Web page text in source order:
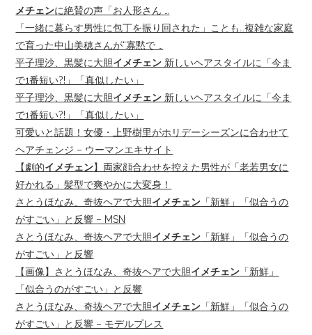
メチェンに絶賛の声「お人形さん …
「一緒に暮らす男性に包丁を振り回された」ことも…複雑な家庭
で育った中山美穂さんが“寡黙で …
平子理沙、黒髪に大胆イメチェン 新しいヘアスタイルに「今ま
で1番短い?!」「真似したい」
平子理沙、黒髪に大胆イメチェン 新しいヘアスタイルに「今ま
で1番短い?!」「真似したい」
可愛いと話題！女優・上野樹里がホリデーシーズンに合わせて
ヘアチェンジ – ウーマンエキサイト
【劇的イメチェン】両家顔合わせを控えた男性が「老若男女に
好かれる」髪型で爽やかに大変身！
さとうほなみ、奇抜ヘアで大胆イメチェン 「新鮮」「似合うの
がすごい」と反響 – MSN
さとうほなみ、奇抜ヘアで大胆イメチェン 「新鮮」「似合うの
がすごい」と反響
【画像】さとうほなみ、奇抜ヘアで大胆イメチェン 「新鮮」
「似合うのがすごい」と反響
さとうほなみ、奇抜ヘアで大胆イメチェン 「新鮮」「似合うの
がすごい」と反響 – モデルプレス